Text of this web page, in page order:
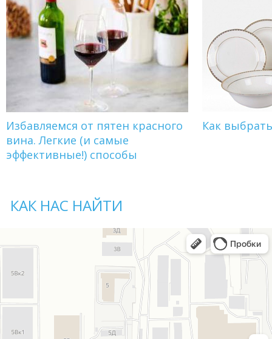
Избавляемся от пятен красного
вина. Легкие (и самые
эффективные!) способы
Как
КАК НАС НАЙТИ